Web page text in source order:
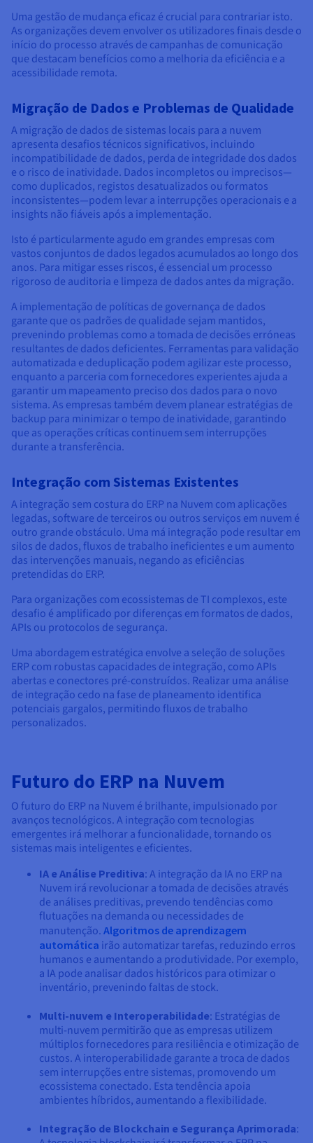
Uma gestão de mudança eficaz é crucial para contrariar isto.
As organizações devem envolver os utilizadores finais desde o
início do processo através de campanhas de comunicação
que destacam benefícios como a melhoria da eficiência e a
acessibilidade remota.
Migração de Dados e Problemas de Qualidade
A migração de dados de sistemas locais para a nuvem
apresenta desafios técnicos significativos, incluindo
incompatibilidade de dados, perda de integridade dos dados
e o risco de inatividade. Dados incompletos ou imprecisos—
como duplicados, registos desatualizados ou formatos
inconsistentes—podem levar a interrupções operacionais e a
insights não fiáveis após a implementação.
Isto é particularmente agudo em grandes empresas com
vastos conjuntos de dados legados acumulados ao longo dos
anos. Para mitigar esses riscos, é essencial um processo
rigoroso de auditoria e limpeza de dados antes da migração.
A implementação de políticas de governança de dados
garante que os padrões de qualidade sejam mantidos,
prevenindo problemas como a tomada de decisões erróneas
resultantes de dados deficientes. Ferramentas para validação
automatizada e deduplicação podem agilizar este processo,
enquanto a parceria com fornecedores experientes ajuda a
garantir um mapeamento preciso dos dados para o novo
sistema. As empresas também devem planear estratégias de
backup para minimizar o tempo de inatividade, garantindo
que as operações críticas continuem sem interrupções
durante a transferência.
Integração com Sistemas Existentes
A integração sem costura do ERP na Nuvem com aplicações
legadas, software de terceiros ou outros serviços em nuvem é
outro grande obstáculo. Uma má integração pode resultar em
silos de dados, fluxos de trabalho ineficientes e um aumento
das intervenções manuais, negando as eficiências
pretendidas do ERP.
Para organizações com ecossistemas de TI complexos, este
desafio é amplificado por diferenças em formatos de dados,
APIs ou protocolos de segurança.
Uma abordagem estratégica envolve a seleção de soluções
ERP com robustas capacidades de integração, como APIs
abertas e conectores pré-construídos. Realizar uma análise
de integração cedo na fase de planeamento identifica
potenciais gargalos, permitindo fluxos de trabalho
personalizados.
Futuro do ERP na Nuvem
O futuro do ERP na Nuvem é brilhante, impulsionado por
avanços tecnológicos. A integração com tecnologias
emergentes irá melhorar a funcionalidade, tornando os
sistemas mais inteligentes e eficientes.
IA e Análise Preditiva: A integração da IA no ERP na
Nuvem irá revolucionar a tomada de decisões através
de análises preditivas, prevendo tendências como
flutuações na demanda ou necessidades de
manutenção. Algoritmos de aprendizagem
automática irão automatizar tarefas, reduzindo erros
humanos e aumentando a produtividade. Por exemplo,
a IA pode analisar dados históricos para otimizar o
inventário, prevenindo faltas de stock.
Multi-nuvem e Interoperabilidade: Estratégias de
multi-nuvem permitirão que as empresas utilizem
múltiplos fornecedores para resiliência e otimização de
custos. A interoperabilidade garante a troca de dados
sem interrupções entre sistemas, promovendo um
ecossistema conectado. Esta tendência apoia
ambientes híbridos, aumentando a flexibilidade.
Integração de Blockchain e Segurança Aprimorada: